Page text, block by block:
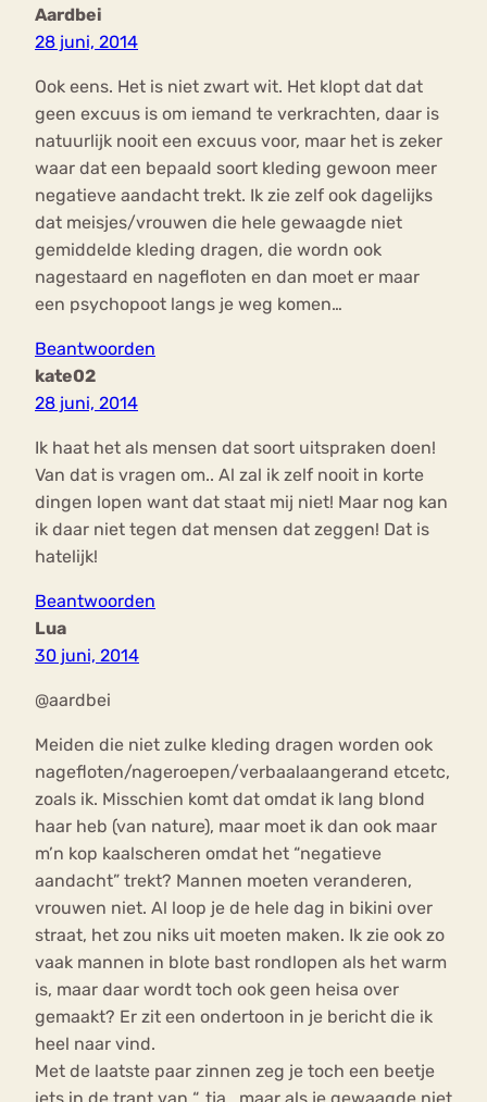
Aardbei
28 juni, 2014
Ook eens. Het is niet zwart wit. Het klopt dat dat
geen excuus is om iemand te verkrachten, daar is
natuurlijk nooit een excuus voor, maar het is zeker
waar dat een bepaald soort kleding gewoon meer
negatieve aandacht trekt. Ik zie zelf ook dagelijks
dat meisjes/vrouwen die hele gewaagde niet
gemiddelde kleding dragen, die wordn ook
nagestaard en nagefloten en dan moet er maar
een psychopoot langs je weg komen…
Beantwoorden
kate02
28 juni, 2014
Ik haat het als mensen dat soort uitspraken doen!
Van dat is vragen om.. Al zal ik zelf nooit in korte
dingen lopen want dat staat mij niet! Maar nog kan
ik daar niet tegen dat mensen dat zeggen! Dat is
hatelijk!
Beantwoorden
Lua
30 juni, 2014
@aardbei
Meiden die niet zulke kleding dragen worden ook
nagefloten/nageroepen/verbaalaangerand etcetc,
zoals ik. Misschien komt dat omdat ik lang blond
haar heb (van nature), maar moet ik dan ook maar
m’n kop kaalscheren omdat het “negatieve
aandacht” trekt? Mannen moeten veranderen,
vrouwen niet. Al loop je de hele dag in bikini over
straat, het zou niks uit moeten maken. Ik zie ook zo
vaak mannen in blote bast rondlopen als het warm
is, maar daar wordt toch ook geen heisa over
gemaakt? Er zit een ondertoon in je bericht die ik
heel naar vind.
Met de laatste paar zinnen zeg je toch een beetje